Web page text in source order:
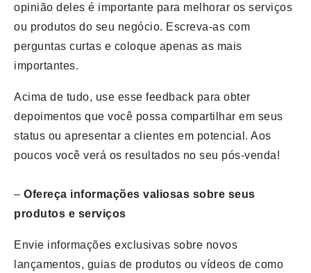
opinião deles é importante para melhorar os serviços
ou produtos do seu negócio. Escreva-as com
perguntas curtas e coloque apenas as mais
importantes.
Acima de tudo, use esse feedback para obter
depoimentos que você possa compartilhar em seus
status ou apresentar a clientes em potencial. Aos
poucos você verá os resultados no seu pós-venda!
– Ofereça informações valiosas sobre seus
produtos e serviços
Envie informações exclusivas sobre novos
lançamentos, guias de produtos ou vídeos de como